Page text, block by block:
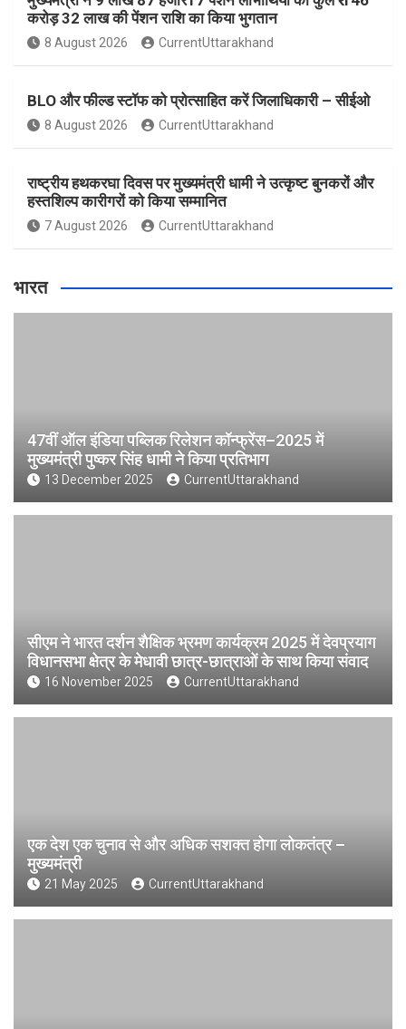
करोड़ 32 लाख की पेंशन राशि का किया भुगतान
8 August 2026 CurrentUttarakhand
BLO और फील्ड स्टॉफ को प्रोत्साहित करें जिलाधिकारी – सीईओ
8 August 2026 CurrentUttarakhand
राष्ट्रीय हथकरघा दिवस पर मुख्यमंत्री धामी ने उत्कृष्ट बुनकरों और
हस्तशिल्प कारीगरों को किया सम्मानित
7 August 2026 CurrentUttarakhand
भारत
47वीं ऑल इंडिया पब्लिक रिलेशन कॉन्फ्रेंस–2025 में
मुख्यमंत्री पुष्कर सिंह धामी ने किया प्रतिभाग
13 December 2025 CurrentUttarakhand
सीएम ने भारत दर्शन शैक्षिक भ्रमण कार्यक्रम 2025 में देवप्रयाग
विधानसभा क्षेत्र के मेधावी छात्र-छात्राओं के साथ किया संवाद
16 November 2025 CurrentUttarakhand
एक देश एक चुनाव से और अधिक सशक्त होगा लोकतंत्र –
मुख्यमंत्री
21 May 2025 CurrentUttarakhand